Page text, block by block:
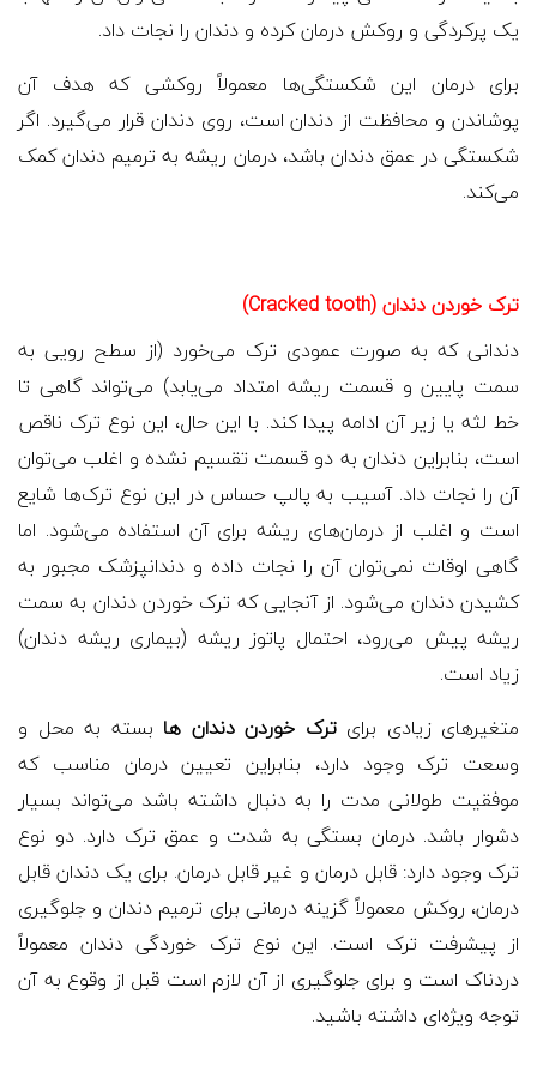
یک پرکردگی و روکش درمان کرده و دندان را نجات داد.
برای درمان این شکستگی‌ها معمولاً روکشی که هدف آن
پوشاندن و محافظت از دندان است، روی دندان قرار می‌گیرد. اگر
شکستگی در عمق دندان باشد، درمان ریشه به ترمیم دندان کمک
می‌کند.
ترک خوردن دندان (Cracked tooth)
دندانی که به صورت عمودی ترک می‌خورد (از سطح رویی به
سمت پایین و قسمت ریشه امتداد می‌یابد) می‌تواند گاهی تا
خط لثه یا زیر آن ادامه پیدا کند. با این حال، این نوع ترک ناقص
است، بنابراین دندان به دو قسمت تقسیم نشده و اغلب می‌توان
آن را نجات داد. آسیب به پالپ حساس در این نوع ترک‌ها شایع
است و اغلب از درمان‌های ریشه برای آن استفاده می‌شود. اما
گاهی اوقات نمی‌توان آن را نجات داده و دندانپزشک مجبور به
کشیدن دندان می‌شود. از آنجایی که ترک خوردن دندان به سمت
ریشه پیش می‌رود، احتمال پاتوز ریشه (بیماری ریشه دندان)
زیاد است.
متغیرهای زیادی برایترک خوردن دندان ها بسته به محل و
وسعت ترک وجود دارد، بنابراین تعیین درمان مناسب که
موفقیت طولانی مدت را به دنبال داشته باشد می‌تواند بسیار
دشوار باشد. درمان بستگی به شدت و عمق ترک دارد. دو نوع
ترک وجود دارد: قابل درمان و غیر قابل درمان. برای یک دندان قابل
درمان، روکش معمولاً گزینه درمانی برای ترمیم دندان و جلوگیری
از پیشرفت ترک است. این نوع ترک خوردگی دندان معمولاً
دردناک است و برای جلوگیری از آن لازم است قبل از وقوع به آن
توجه ویژه‌ای داشته باشید.